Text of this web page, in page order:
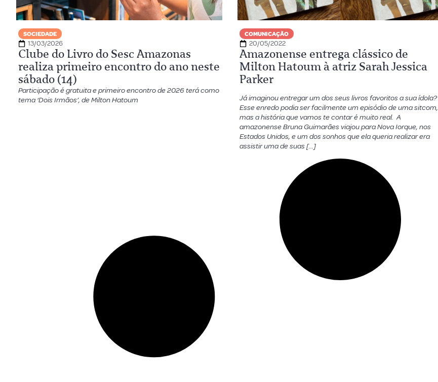
SOCIEDADE
13/03/2026
Clube do Livro do Sesc Amazonas
realiza primeiro encontro do ano neste
sábado (14)
Participação é gratuita e primeiro encontro de 2026 terá como
tema ‘Dois Irmãos’, de Milton Hatoum
COMUNICAÇÃO
20/05/2022
Amazonense entrega clássico de
Milton Hatoum à atriz Sarah Jessica
Parker
Já imaginou entregar um dos seus livros favoritos a sua ídola?
Esse enredo podia ser facilmente um episódio de uma sitcom,
mas a história que vamos te contar é muito real. A
amazonense Bruna Guimarães viajou para Nova Iorque, nos
Estados Unidos, e um dos sonhos que ela queria realizar era
assistir uma de suas […]